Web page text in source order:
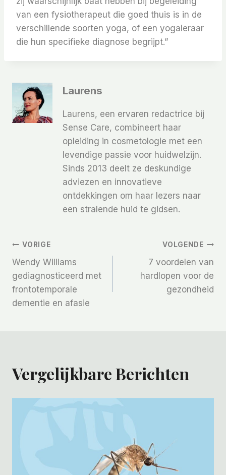
van een fysiotherapeut die goed thuis is in de
verschillende soorten yoga, of een yogaleraar
die hun specifieke diagnose begrijpt.”
Laurens
Laurens, een ervaren redactrice bij
Sense Care, combineert haar
opleiding in cosmetologie met een
levendige passie voor huidwelzijn.
Sinds 2013 deelt ze deskundige
adviezen en innovatieve
ontdekkingen om haar lezers naar
een stralende huid te gidsen.
Bericht
Navigatie
VORIGE
Wendy Williams
gediagnosticeerd met
frontotemporale
dementie en afasie
VOLGENDE
7 voordelen van
hardlopen voor de
gezondheid
Vergelijkbare Berichten